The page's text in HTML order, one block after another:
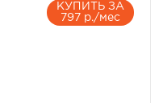
КУПИТЬ ЗА
797 р./мес